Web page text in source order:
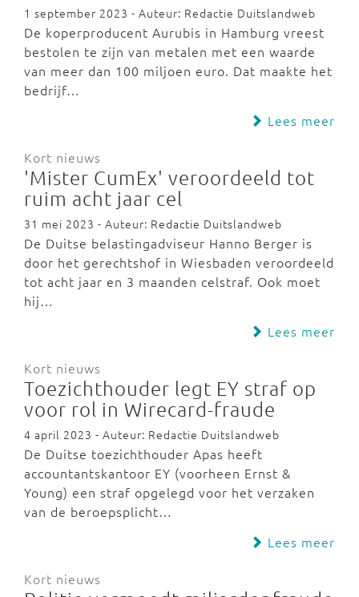
1 september 2023 - Auteur: Redactie Duitslandweb
De koperproducent Aurubis in Hamburg vreest
bestolen te zijn van metalen met een waarde
van meer dan 100 miljoen euro. Dat maakte het
bedrijf…
Lees meer
Kort nieuws
'Mister CumEx' veroordeeld tot
ruim acht jaar cel
31 mei 2023 - Auteur: Redactie Duitslandweb
De Duitse belastingadviseur Hanno Berger is
door het gerechtshof in Wiesbaden veroordeeld
tot acht jaar en 3 maanden celstraf. Ook moet
hij…
Lees meer
Kort nieuws
Toezichthouder legt EY straf op
voor rol in Wirecard-fraude
4 april 2023 - Auteur: Redactie Duitslandweb
De Duitse toezichthouder Apas heeft
accountantskantoor EY (voorheen Ernst &
Young) een straf opgelegd voor het verzaken
van de beroepsplicht…
Lees meer
Kort nieuws